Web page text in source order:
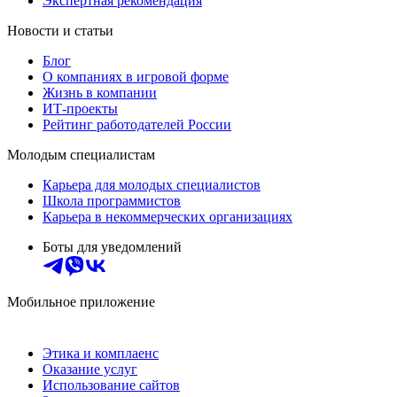
Новости и статьи
Блог
О компаниях в игровой форме
Жизнь в компании
ИТ-проекты
Рейтинг работодателей России
Молодым специалистам
Карьера для молодых специалистов
Школа программистов
Карьера в некоммерческих организациях
Боты для уведомлений
Мобильное приложение
Этика и комплаенс
Оказание услуг
Использование сайтов